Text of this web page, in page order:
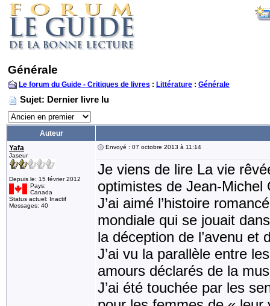
Générale
Le forum du Guide - Critiques de livres : Littérature : Générale
Sujet: Dernier livre lu
Auteur
Yafa
Jaseur
Depuis le: 15 février 2012
Pays:
Canada
Status actuel: Inactif
Messages: 40
Envoyé : 07 octobre 2013 à 11:14
Je viens de lire La vie
optimistes de Jean-Michel
J’ai aimé l’histoire
mondiale qui se jouait
la déception de l’avenu et
J’ai vu la parallèle entre
amours déclarés de la
J’ai été touchée par les